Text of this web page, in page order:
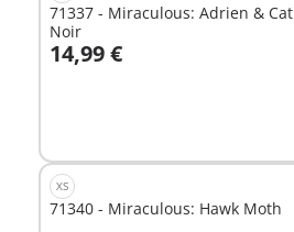
71337 - Miraculous: Adrien & Cat
Noir
14,99 €
In den Warenkorb
XS
71340 - Miraculous: Hawk Moth